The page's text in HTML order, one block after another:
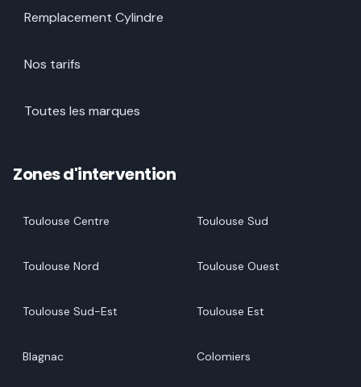
Remplacement Cylindre
Nos tarifs
Toutes les marques
Zones d'intervention
Toulouse Centre Toulouse Sud
Toulouse Nord Toulouse Ouest
Toulouse Sud-Est Toulouse Est
Blagnac Colomiers